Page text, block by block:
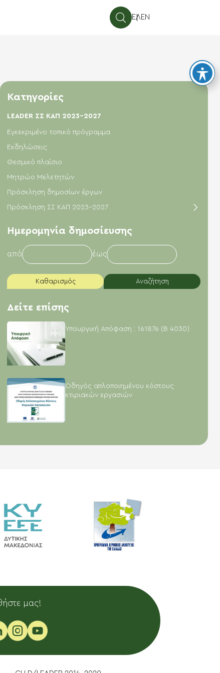
ΕΛ EN
Κατηγορίες
LEADER ΣΣ ΚΑΠ 2023-2027
Εγκεκριμένο τοπικό πρόγραμμα
Εκδηλώσεις
Θεσμικό πλαίσιο
Μητρώο Μελετητών
Πρόσκληση δημοσίων έργων
Πρόσκληση ΣΣ ΚΑΠ 2023-2027
Hμερομηνία δημοσίευσης
από έως
Καθαρισμός Αναζήτηση
Δείτε επίσης
Υπουργική Απόφαση : 161876 (Β 4030)
Οδηγός απλοποιημένου κόστους
κτιριακών εργασιών
μας!